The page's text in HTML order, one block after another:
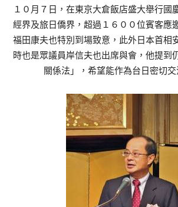
１０月７日，在東京大倉飯店盛大舉行國
經界及旅日僑界，超過１６００位賓客應
福田康夫也特別到場致意，此外日本首相
時也是眾議員岸信夫也出席與會，他提到
關係法」，希望能作為台日密切交